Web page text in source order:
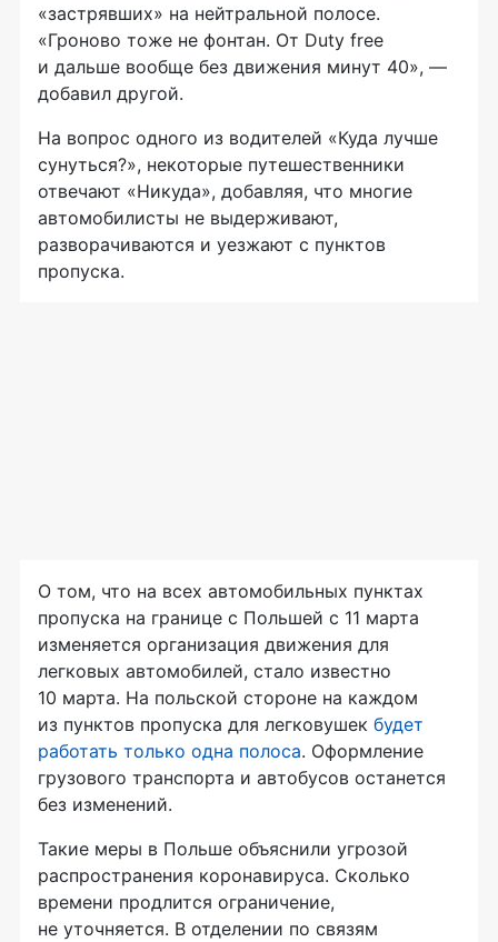
«застрявших» на нейтральной полосе.
«Гроново тоже не фонтан. От Duty free
и дальше вообще без движения минут 40», —
добавил другой.
На вопрос одного из водителей «Куда лучше
сунуться?», некоторые путешественники
отвечают «Никуда», добавляя, что многие
автомобилисты не выдерживают,
разворачиваются и уезжают с пунктов
пропуска.
О том, что на всех автомобильных пунктах
пропуска на границе с Польшей с 11 марта
изменяется организация движения для
легковых автомобилей, стало известно
10 марта. На польской стороне на каждом
из пунктов пропуска для легковушек будет
работать только одна полоса. Оформление
грузового транспорта и автобусов останется
без изменений.
Такие меры в Польше объяснили угрозой
распространения коронавируса. Сколько
времени продлится ограничение,
не уточняется. В отделении по связям